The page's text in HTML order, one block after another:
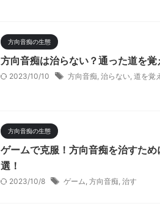
方向音痴の生態
方向音痴は治らない？通った道を
2023/10/10 方向音痴, 治らない, 道を覚
方向音痴の生態
ゲームで克服！方向音痴を治すた
選！
2023/10/8 ゲーム, 方向音痴, 治す